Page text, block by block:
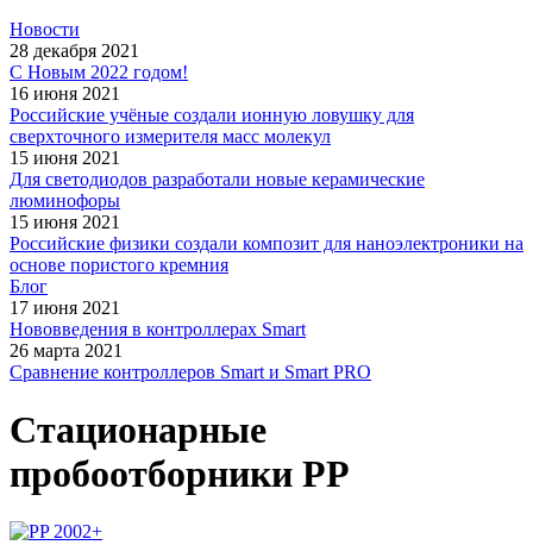
Новости
28 декабря 2021
С Новым 2022 годом!
16 июня 2021
Российские учёные создали ионную ловушку для
сверхточного измерителя масс молекул
15 июня 2021
Для светодиодов разработали новые керамические
люминофоры
15 июня 2021
Российские физики создали композит для наноэлектроники на
основе пористого кремния
Блог
17 июня 2021
Нововведения в контроллерах Smart
26 марта 2021
Сравнение контроллеров Smart и Smart PRO
Стационарные
пробоотборники PP